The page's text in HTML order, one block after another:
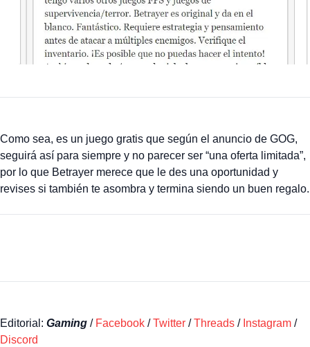
Como sea, es un juego gratis que según el anuncio de GOG,
seguirá así para siempre y no parecer ser “una oferta limitada”,
por lo que Betrayer merece que le des una oportunidad y
revises si también te asombra y termina siendo un buen regalo.
Editorial: Gaming / Facebook /Twitter /Threads / Instagram /
Discord